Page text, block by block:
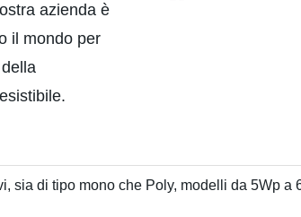
azienda è
il mondo per
sia di tipo mono che Poly, modelli da 5Wp a